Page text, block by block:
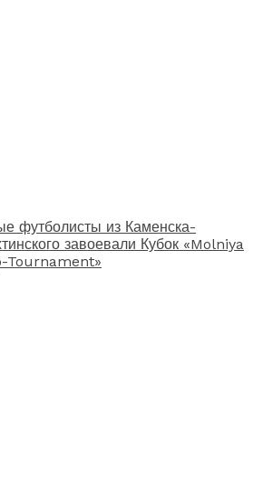
футболисты из Каменска-
завоевали Кубок «Molniya
Tournament»